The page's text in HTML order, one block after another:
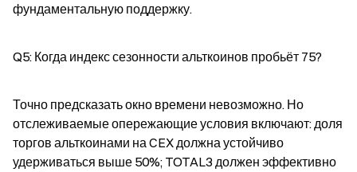
фундаментальную поддержку.
Q5: Когда индекс сезонности альткоинов пробьёт 75?
Точно предсказать окно времени невозможно. Но
отслеживаемые опережающие условия включают: доля
торгов альткоинами на CEX должна устойчиво
удерживаться выше 50%; TOTAL3 должен эффективно